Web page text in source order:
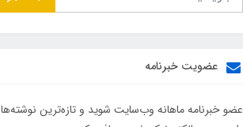
عضویت خبرنامه
عضو خبرنامه ماهانه وب‌سایت شوید و تازه‌ترین نوشته‌ها